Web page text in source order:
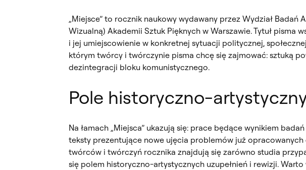
„Miejsce” to rocznik naukowy wydawany przez Wydział
Wizualną) Akademii Sztuk Pięknych w Warszawie. Tytuł
i jej umiejscowienie w konkretnej sytuacji politycznej,
którym twórcy i twórczynie pisma chcę się zajmować: sztuką
dezintegracji bloku komunistycznego.
Pole historyczno-
Na łamach „Miejsca” ukazują się: prace będące wynikiem
teksty prezentujące nowe ujęcia problemów już
twórców i twórczyń rocznika znajdują się zarówno studia
się polem historyczno-artystycznych uzupełnień i rewizji.